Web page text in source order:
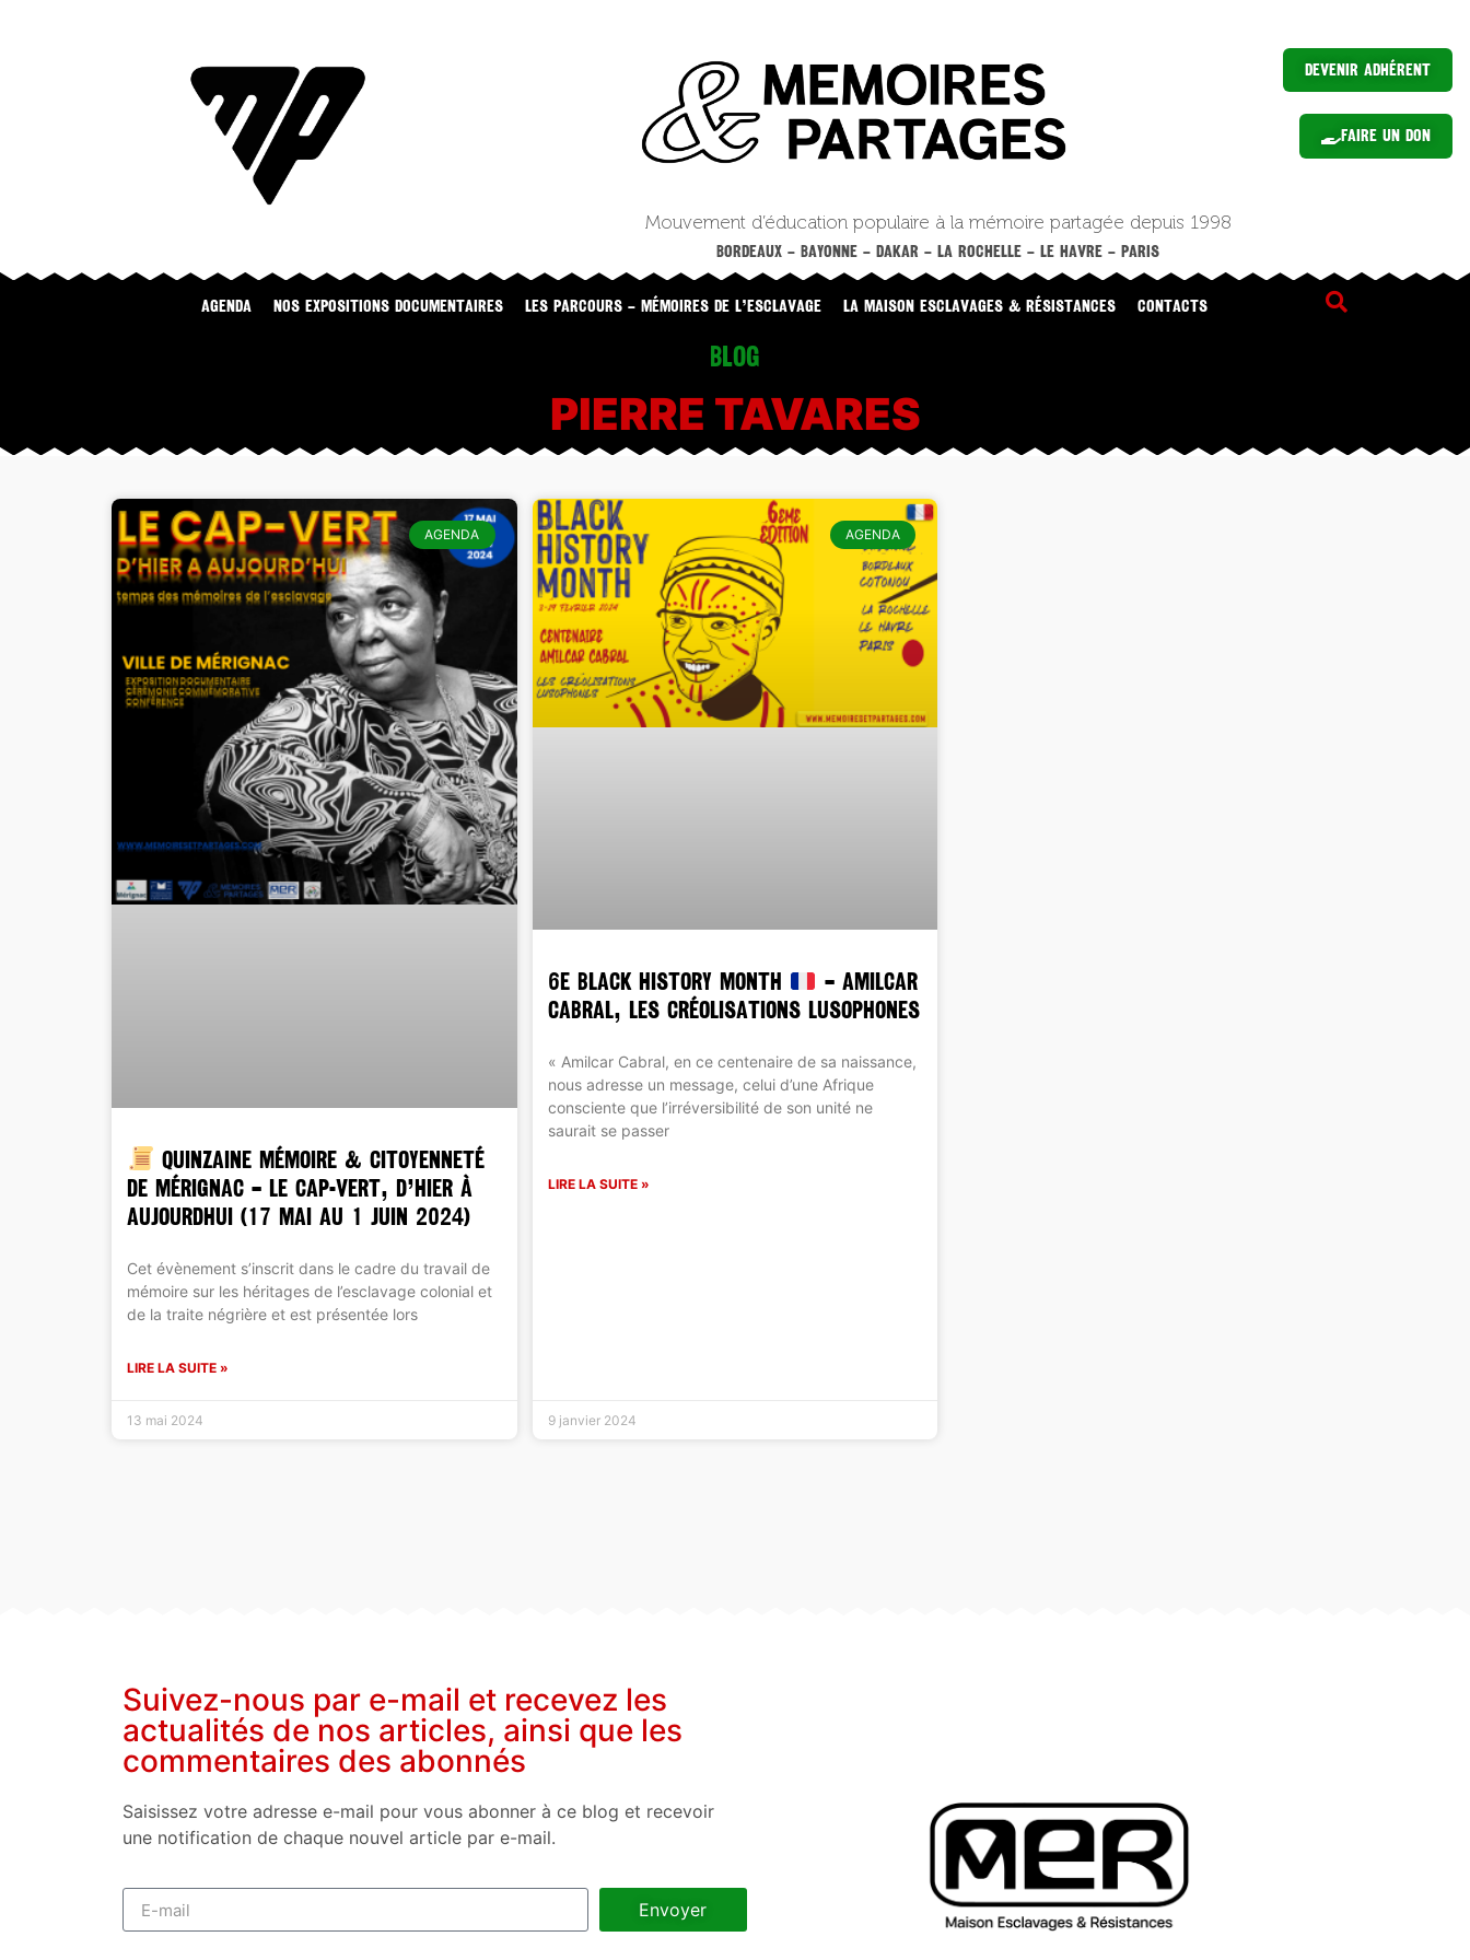
Devenir Adhérent
Faire un Don
Mouvement d’éducation populaire à la mémoire partagée depuis 1998
BORDEAUX – BAYONNE – DAKAR – LA ROCHELLE – LE HAVRE – PARIS
Agenda NOS EXPOSITIONS DOCUMENTAIRES LES PARCOURS – MÉMOIRES DE L’ESCLAVAGE LA MAISON ESCLAVAGES & RÉSISTANCES CONTACTS
Blog
PIERRE TAVARES
AGENDA
QUINZAINE MÉMOIRE & CITOYENNETÉ
DE MÉRIGNAC – Le Cap-Vert, d’hier à
aujourdhui (17 mai au 1 juin 2024)
Cet évènement s’inscrit dans le cadre du travail de
mémoire sur les héritages de l’esclavage colonial et
de la traite négrière et est présentée lors
LIRE LA SUITE »
13 mai 2024
AGENDA
6e BLACK HISTORY MONTH
– AMILCAR
CABRAL, LES CRÉOLISATIONS LUSOPHONES
« Amilcar Cabral, en ce centenaire de sa naissance,
nous adresse un message, celui d’une Afrique
consciente que l’irréversibilité de son unité ne
saurait se passer
LIRE LA SUITE »
9 janvier 2024
Suivez-nous par e-mail et recevez les
actualités de nos articles, ainsi que les
commentaires des abonnés
Saisissez votre adresse e-mail pour vous abonner à ce blog et recevoir
une notification de chaque nouvel article par e-mail.
Envoyer